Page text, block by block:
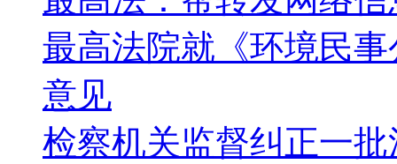
最高法院就《环境民
意见
检察机关监督纠正一